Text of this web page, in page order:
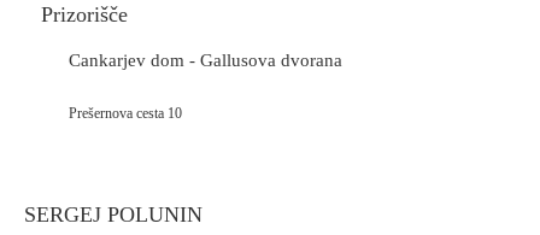
Prizorišče
Cankarjev dom - Gallusova dvorana
Prešernova cesta 10
SERGEJ POLUNIN